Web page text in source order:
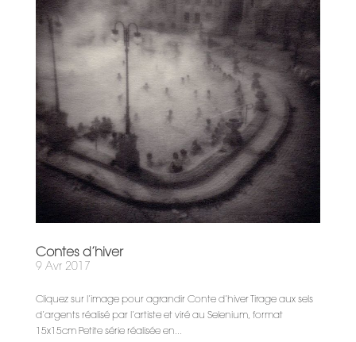
Contes d’hiver
9 Avr 2017
Cliquez sur l’image pour agrandir Conte d’hiver Tirage aux sels
d’argents réalisé par l’artiste et viré au Selenium, format
15x15cm Petite série réalisée en...